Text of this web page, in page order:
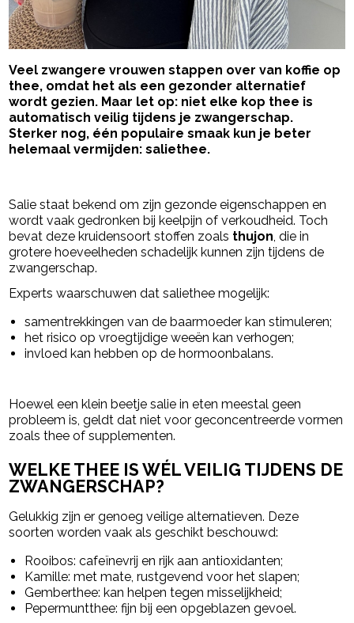
Veel zwangere vrouwen stappen over van koffie op
thee, omdat het als een gezonder alternatief
wordt gezien. Maar let op: niet elke kop thee is
automatisch veilig tijdens je zwangerschap.
Sterker nog, één populaire smaak kun je beter
helemaal vermijden: saliethee.
Salie staat bekend om zijn gezonde eigenschappen en
wordt vaak gedronken bij keelpijn of verkoudheid. Toch
bevat deze kruidensoort stoffen zoals thujon, die in
grotere hoeveelheden schadelijk kunnen zijn tijdens de
zwangerschap.
Experts waarschuwen dat saliethee mogelijk:
samentrekkingen van de baarmoeder kan stimuleren;
het risico op vroegtijdige weeën kan verhogen;
invloed kan hebben op de hormoonbalans.
Hoewel een klein beetje salie in eten meestal geen
probleem is, geldt dat niet voor geconcentreerde vormen
zoals thee of supplementen.
WELKE THEE IS WÉL VEILIG TIJDENS DE
ZWANGERSCHAP?
Gelukkig zijn er genoeg veilige alternatieven. Deze
soorten worden vaak als geschikt beschouwd:
Rooibos: cafeïnevrij en rijk aan antioxidanten;
Kamille: met mate, rustgevend voor het slapen;
Gemberthee: kan helpen tegen misselijkheid;
Pepermuntthee: fijn bij een opgeblazen gevoel.